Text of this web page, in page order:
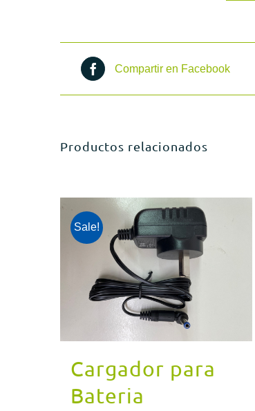
Compartir en Facebook
Productos relacionados
Sale!
Cargador para
Bateria